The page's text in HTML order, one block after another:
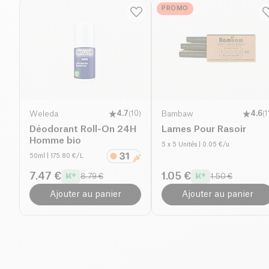
Weleda 4.7(10)
Déodorant Roll-On 24H
Homme bio
50ml | 175.80 €/L
7.47 € 8.79 €
Ajouter au panier
PROMO
Bambaw 4.6(11
Lames Pour Rasoir
5 x 5 Unités | 0.05 €/u
1.05 € 1.50 €
Ajouter au panier